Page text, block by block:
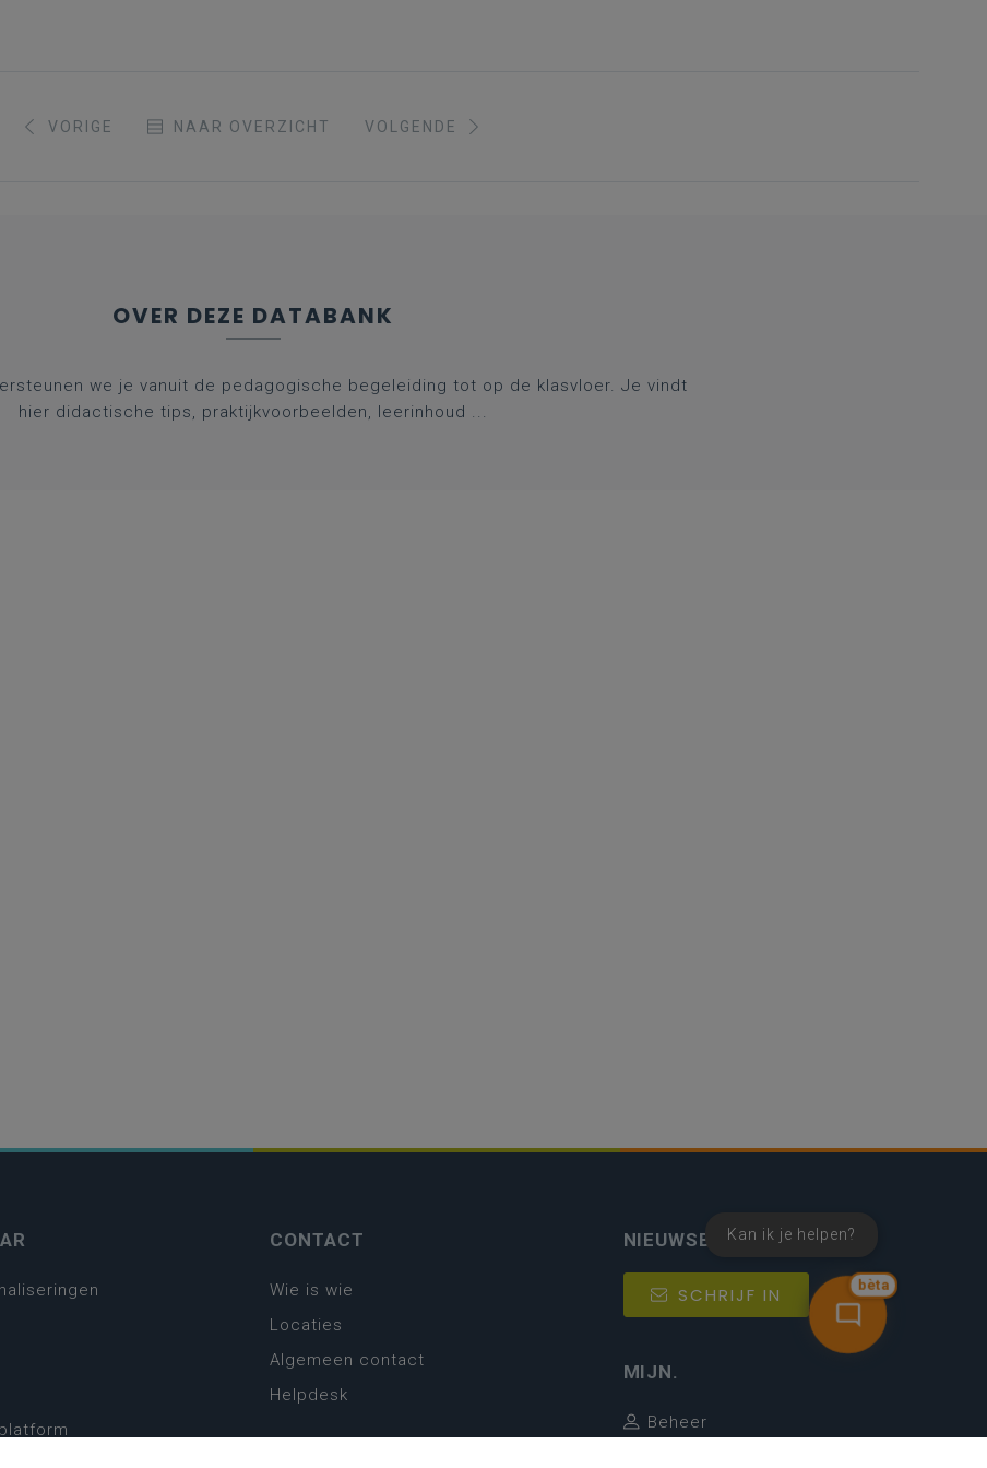
VORIGE NAAR OVERZICHT VOLGENDE
OVER DEZE DATABANK
we je vanuit de pedagogische begeleiding tot op de klasvloer. Je vindt
hier didactische tips, praktijkvoorbeelden, leerinhoud ...
bèta
Kan ik je helpen?
CONTACT
Wie is wie
Locaties
Algemeen contact
Helpdesk
NIEUWSBRIEF
SCHRIJF IN
MIJN.
Beheer